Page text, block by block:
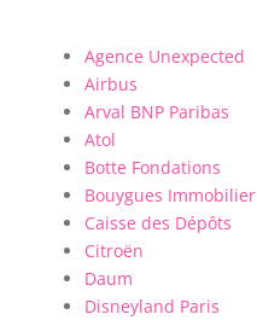
Agence Unexpected
Airbus
Arval BNP Paribas
Atol
Botte Fondations
Bouygues Immobilier
Caisse des Dépôts
Citroën
Daum
Disneyland Paris